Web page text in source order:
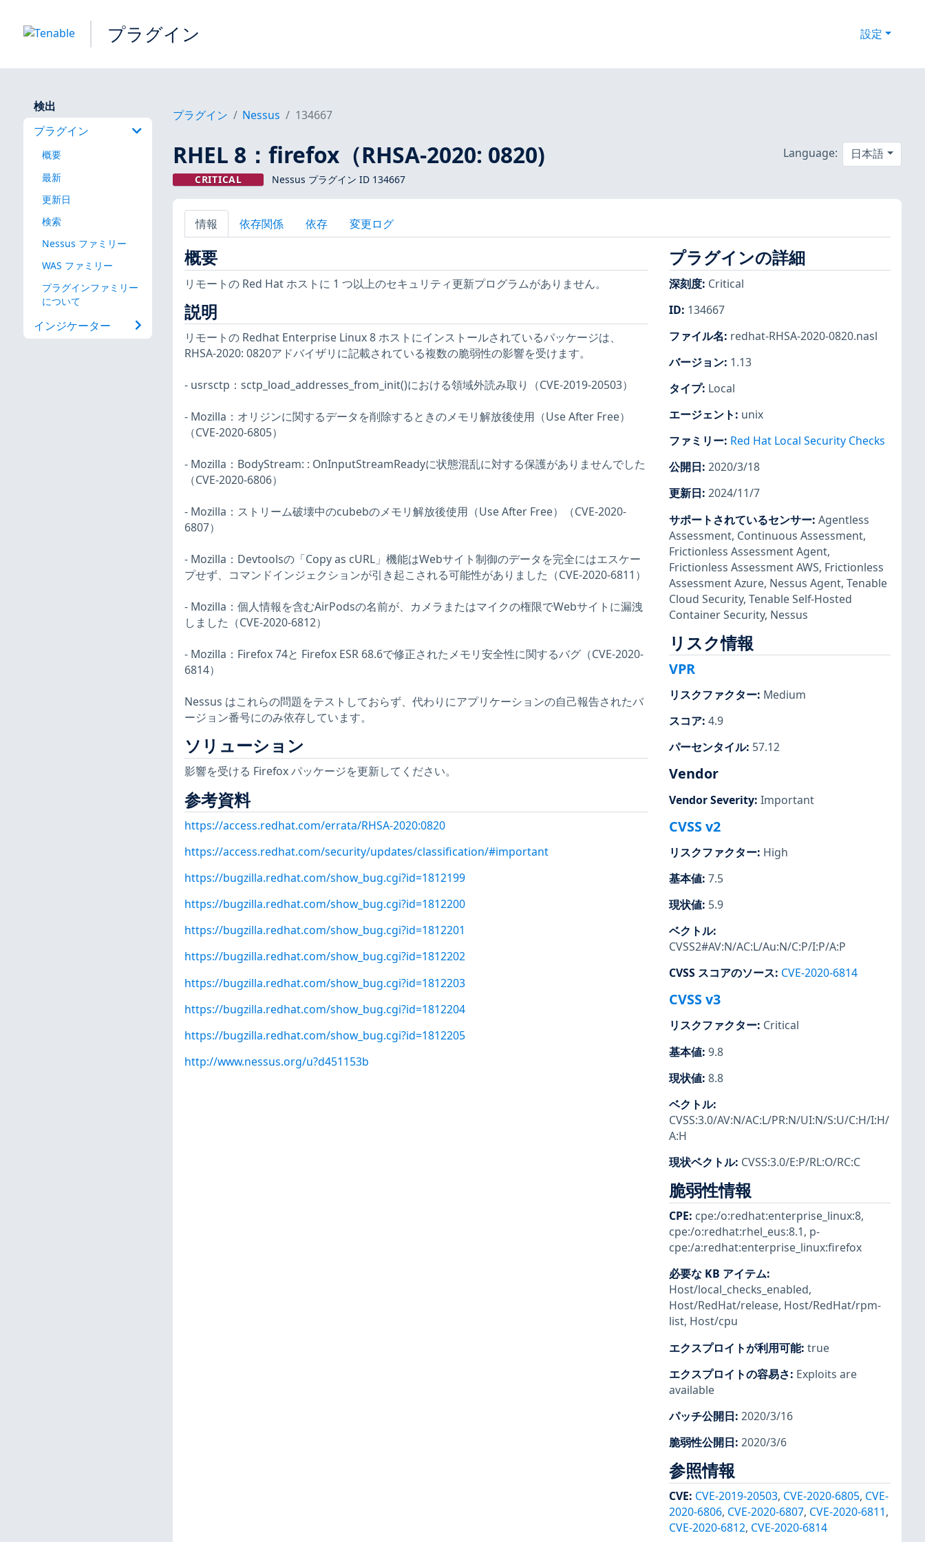
プラグイン 設定
検出
プラグイン
概要
最新
更新日
検索
Nessus ファミリー
WAS ファミリー
プラグインファミリー
について
インジケーター
プラグイン Nessus 134667
RHEL 8：firefox（RHSA-2020: 0820)
CRITICAL Nessus プラグイン ID 134667
Language: 日本語
情報 依存関係 依存 変更ログ
概要
リモートの Red Hat ホストに 1 つ以上のセキュリティ更新プログラムがありません。
説明
リモートの Redhat Enterprise Linux 8 ホストにインストールされているパッケージは、
RHSA-2020: 0820アドバイザリに記載されている複数の脆弱性の影響を受けます。
- usrsctp：sctp_load_addresses_from_init()における領域外読み取り（CVE-2019-20503）
- Mozilla：オリジンに関するデータを削除するときのメモリ解放後使用（Use After Free）
（CVE-2020-6805）
- Mozilla：BodyStream: : OnInputStreamReadyに状態混乱に対する保護がありませんでした
（CVE-2020-6806）
- Mozilla：ストリーム破壊中のcubebのメモリ解放後使用（Use After Free）（CVE-2020-
6807）
- Mozilla：Devtoolsの「Copy as cURL」機能はWebサイト制御のデータを完全にはエスケー
プせず、コマンドインジェクションが引き起こされる可能性がありました（CVE-2020-6811）
- Mozilla：個人情報を含むAirPodsの名前が、カメラまたはマイクの権限でWebサイトに漏洩
しました（CVE-2020-6812）
- Mozilla：Firefox 74と Firefox ESR 68.6で修正されたメモリ安全性に関するバグ（CVE-2020-
6814）
Nessus はこれらの問題をテストしておらず、代わりにアプリケーションの自己報告されたバ
ージョン番号にのみ依存しています。
ソリューション
影響を受ける Firefox パッケージを更新してください。
参考資料
https://access.redhat.com/errata/RHSA-2020:0820
https://access.redhat.com/security/updates/classification/#important
https://bugzilla.redhat.com/show_bug.cgi?id=1812199
https://bugzilla.redhat.com/show_bug.cgi?id=1812200
https://bugzilla.redhat.com/show_bug.cgi?id=1812201
https://bugzilla.redhat.com/show_bug.cgi?id=1812202
https://bugzilla.redhat.com/show_bug.cgi?id=1812203
https://bugzilla.redhat.com/show_bug.cgi?id=1812204
https://bugzilla.redhat.com/show_bug.cgi?id=1812205
http://www.nessus.org/u?d451153b
プラグインの詳細
深刻度: Critical
ID: 134667
ファイル名: redhat-RHSA-2020-0820.nasl
バージョン: 1.13
タイプ: Local
エージェント: unix
ファミリー: Red Hat Local Security Checks
公開日: 2020/3/18
更新日: 2024/11/7
サポートされているセンサー: Agentless
Assessment, Continuous Assessment,
Frictionless Assessment Agent,
Frictionless Assessment AWS, Frictionless
Assessment Azure, Nessus Agent, Tenable
Cloud Security, Tenable Self-Hosted
Container Security, Nessus
リスク情報
VPR
リスクファクター: Medium
スコア: 4.9
パーセンタイル: 57.12
Vendor
Vendor Severity: Important
CVSS v2
リスクファクター: High
基本値: 7.5
現状値: 5.9
ベクトル:
CVSS2#AV:N/AC:L/Au:N/C:P/I:P/A:P
CVSS スコアのソース: CVE-2020-6814
CVSS v3
リスクファクター: Critical
基本値: 9.8
現状値: 8.8
ベクトル:
CVSS:3.0/AV:N/AC:L/PR:N/UI:N/S:U/C:H/I:H/
A:H
現状ベクトル: CVSS:3.0/E:P/RL:O/RC:C
脆弱性情報
CPE: cpe:/o:redhat:enterprise_linux:8,
cpe:/o:redhat:rhel_eus:8.1, p-
cpe:/a:redhat:enterprise_linux:firefox
必要な KB アイテム:
Host/local_checks_enabled,
Host/RedHat/release, Host/RedHat/rpm-
list, Host/cpu
エクスプロイトが利用可能: true
エクスプロイトの容易さ: Exploits are
available
パッチ公開日: 2020/3/16
脆弱性公開日: 2020/3/6
参照情報
CVE: CVE-2019-20503, CVE-2020-6805, CVE-
2020-6806, CVE-2020-6807, CVE-2020-6811,
CVE-2020-6812, CVE-2020-6814